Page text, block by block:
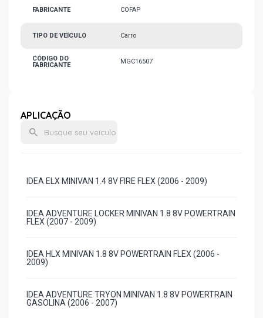
FABRICANTE COFAP
TIPO DE VEÍCULO Carro
CÓDIGO DO
FABRICANTE
MGC16507
APLICAÇÃO
IDEA ELX MINIVAN 1.4 8V FIRE FLEX (2006 - 2009)
IDEA ADVENTURE LOCKER MINIVAN 1.8 8V POWERTRAIN
FLEX (2007 - 2009)
IDEA HLX MINIVAN 1.8 8V POWERTRAIN FLEX (2006 -
2009)
IDEA ADVENTURE TRYON MINIVAN 1.8 8V POWERTRAIN
GASOLINA (2006 - 2007)